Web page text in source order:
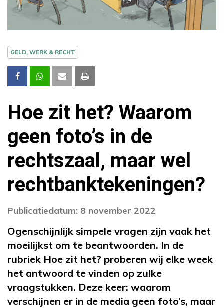
GELD, WERK & RECHT
Hoe zit het? Waarom
geen foto’s in de
rechtszaal, maar wel
rechtbanktekeningen?
Publicatiedatum: 8 november 2022
Ogenschijnlijk simpele vragen zijn vaak het
moeilijkst om te beantwoorden. In de
rubriek Hoe zit het? proberen wij elke week
het antwoord te vinden op zulke
vraagstukken. Deze keer: waarom
verschijnen er in de media geen foto’s, maar